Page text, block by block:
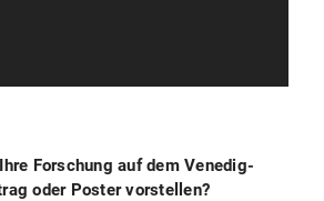
Forschung auf dem Venedig-
oder Poster vorstellen?